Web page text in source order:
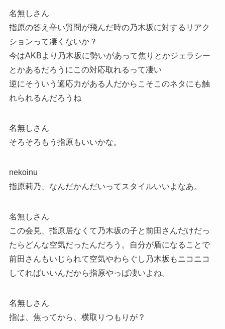
名無しさん
指原の答え辛い質問が飛んだ時の乃木坂に対するリアク
ションって凄くないか？
今はAKBより乃木坂に勢いがあって焦りとかジェラシー
とかあるだろうにこの対応取れるって凄い
逆にそういう適応力がある人だからこそこのネタにも触
れられるんだろうね
名無しさん
そろそろもう指原もいいかな。
nekoinu
指原莉乃、なんだかんだいってスタイルいいよなあ。
名無しさん
この会見、指原居なくて乃木坂の子と前田さんだけだっ
たらどんな空気だったんだろう。自分が盾になることで
前田さんもいじられて空気やわらぐし乃木坂もニコニコ
してればいいんだから指原やっぱ凄いよね。
名無しさん
指は、焦ってから、横取りつもりが？